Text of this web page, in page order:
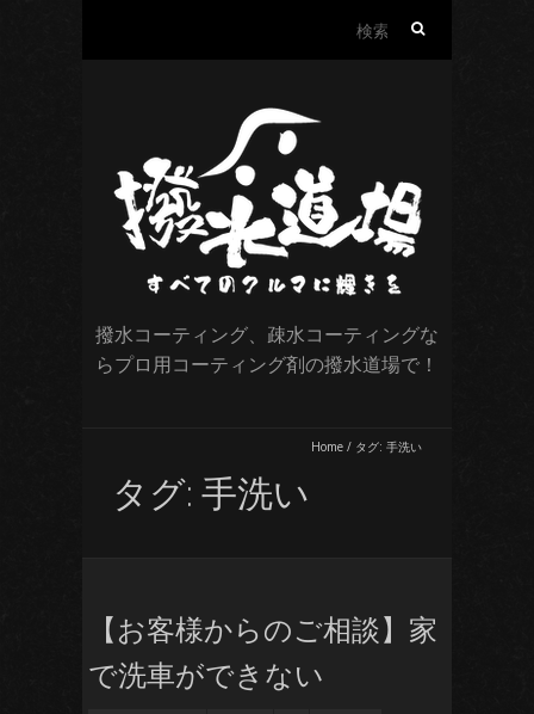
撥水コーティング、疎水コーティングな
らプロ用コーティング剤の撥水道場で！
Home / タグ: 手洗い
タグ: 手洗い
【お客様からのご相談】家
で洗車ができない